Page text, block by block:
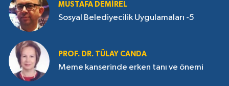
MUSTAFA DEMIREL
Sosyal Belediyecilik Uygulamaları -5
PROF. DR. TÜLAY CANDA
Meme kanserinde erken tanı ve önemi